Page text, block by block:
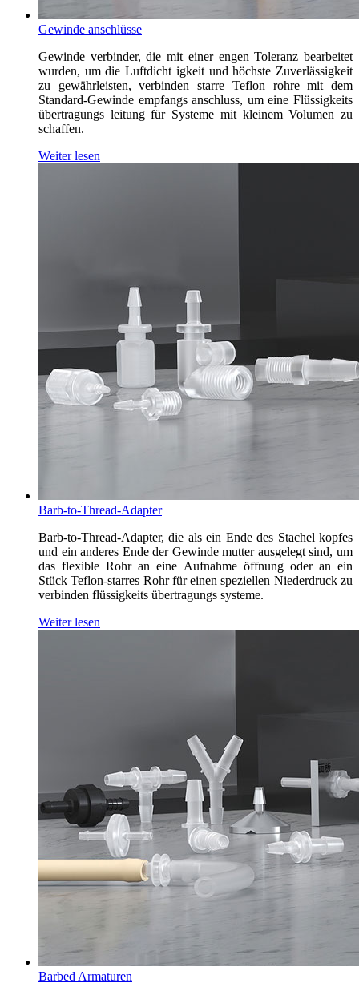
Gewinde anschlüsse
Gewinde verbinder, die mit einer engen Toleranz bearbeitet
wurden, um die Luftdicht igkeit und höchste Zuverlässigkeit
zu gewährleisten, verbinden starre Teflon rohre mit dem
Standard-Gewinde empfangs anschluss, um eine Flüssigkeits
übertragungs leitung für Systeme mit kleinem Volumen zu
schaffen.
Weiter lesen
Barb-to-Thread-Adapter
Barb-to-Thread-Adapter, die als ein Ende des Stachel kopfes
und ein anderes Ende der Gewinde mutter ausgelegt sind, um
das flexible Rohr an eine Aufnahme öffnung oder an ein
Stück Teflon-starres Rohr für einen speziellen Niederdruck zu
verbinden flüssigkeits übertragungs systeme.
Weiter lesen
Barbed Armaturen